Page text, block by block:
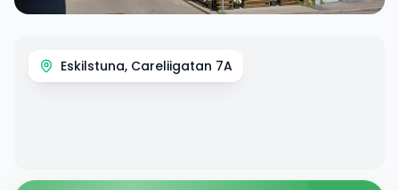
Eskilstuna, Careliigatan 7A